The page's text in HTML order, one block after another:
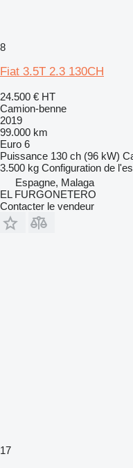
8
Fiat 3.5T 2.3 130CH
24.500 € HT
Camion-benne
2019
99.000 km
Euro 6
Puissance 130 ch (96 kW)
3.500 kg Configuration de
Espagne, Malaga
EL FURGONETERO
Contacter le vendeur
17